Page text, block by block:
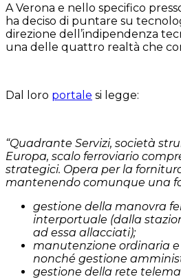
A Verona e nello specifico
ha deciso di puntare su
direzione dell’indipendenza
una delle quattro realtà che
Dal loro portale si legge:
“Quadrante Servizi, società
Europa, scalo ferroviario
strategici. Opera per la
mantenendo comunque una
gestione della manovra
interportuale (dalla
ad essa allacciati);
manutenzione ordinaria
nonché gestione
gestione della rete